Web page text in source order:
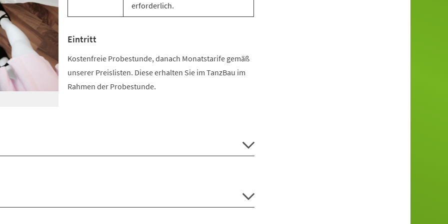
erforderlich.
Eintritt
Kostenfreie Probestunde, danach Monatstarife gemäß
unserer Preislisten. Diese erhalten Sie im TanzBau im
Rahmen der Probestunde.